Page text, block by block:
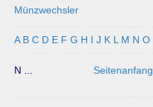
Münzwechsler
A B C D E F G H I J K L M N O
N ... Seitenanfang